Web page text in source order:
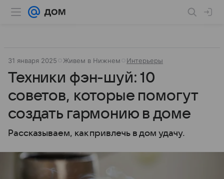
31 января 2025 Живем в Нижнем Интерьеры
Техники фэн-шуй: 10
советов, которые помогут
создать гармонию в доме
Рассказываем, как привлечь в дом удачу.